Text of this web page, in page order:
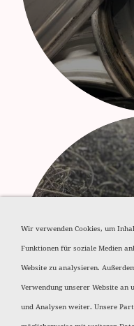
Wir verwenden Cookies, um
Funktionen für soziale Medien
Website zu analysieren.
Verwendung unserer Website an
und Analysen weiter. Unsere